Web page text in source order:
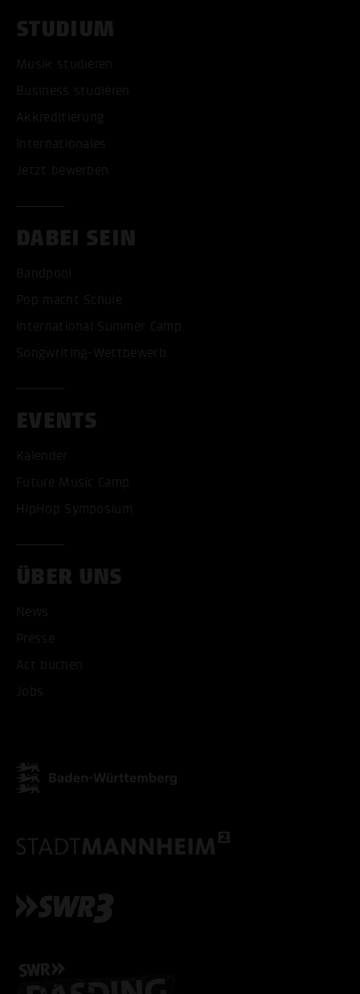
STUDIUM
Musik studieren
Business studieren
Akkreditierung
Internationales
Jetzt bewerben
DABEI SEIN
Bandpool
Pop macht Schule
International Summer Camp
Songwriting-Wettbewerb
EVENTS
Kalender
Future Music Camp
HipHop Symposium
ÜBER UNS
News
Presse
Act buchen
Jobs